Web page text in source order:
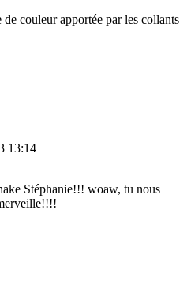
de couleur apportée par les collants
13:14
Stéphanie!!! woaw, tu nous